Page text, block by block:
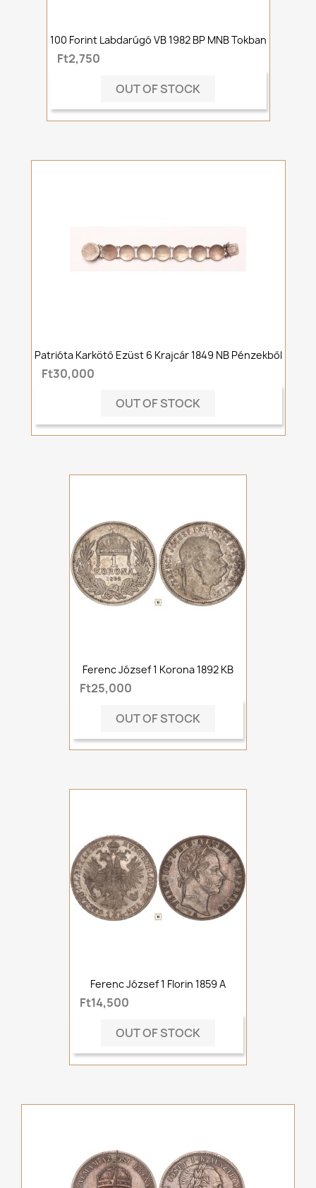
100 Forint Labdarúgó VB 1982 BP MNB Tokban
Ft2,750
OUT OF STOCK
Patrióta Karkötő Ezüst 6 Krajcár 1849 NB Pénzekből
Ft30,000
OUT OF STOCK
Ferenc József 1 Korona 1892 KB
Ft25,000
OUT OF STOCK
Ferenc József 1 Florin 1859 A
Ft14,500
OUT OF STOCK